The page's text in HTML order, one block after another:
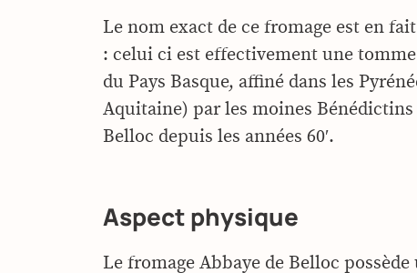
Le nom exact de ce fromage est en
: celui ci est effectivement une
du Pays Basque, affiné dans les
Aquitaine) par les moines
Belloc depuis les années 60′.
Aspect physique
Le fromage Abbaye de Belloc